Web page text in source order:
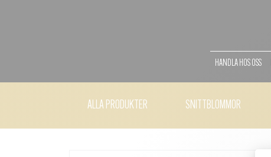
HANDLA HOS OSS
ALLA PRODUKTER SNITTBLOMMOR